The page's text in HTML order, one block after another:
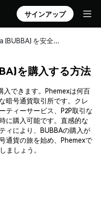
サインアップ
Bubba (BUBBA) を安全に購入・保管
を購入する方法
入できます。Phemexは何百
暗号通貨取引所です。クレ
ティーサービス、P2P取引な
に購入可能です。直感的な
ィにより、BUBBAの購入が
通貨の旅を始め、Phemexで
ましょう。